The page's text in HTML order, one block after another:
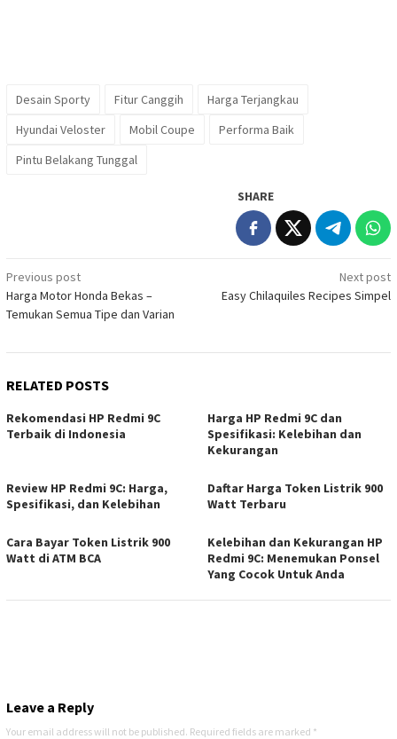
Desain Sporty Fitur Canggih
Harga Terjangkau
Hyundai Veloster
Mobil Coupe
Performa Baik
Pintu Belakang Tunggal
SHARE
Post
navigation
Previous post
Harga Motor Honda Bekas –
Temukan Semua Tipe dan Varian
Next post
Easy Chilaquiles Recipes Simpel
RELATED POSTS
Rekomendasi HP Redmi 9C
Terbaik di Indonesia
Harga HP Redmi 9C dan
Spesifikasi: Kelebihan dan
Kekurangan
Review HP Redmi 9C: Harga,
Spesifikasi, dan Kelebihan
Daftar Harga Token Listrik 900
Watt Terbaru
Cara Bayar Token Listrik 900
Watt di ATM BCA
Kelebihan dan Kekurangan HP
Redmi 9C: Menemukan Ponsel
Yang Cocok Untuk Anda
Leave a Reply
Your email address will not be published. Required fields are marked *